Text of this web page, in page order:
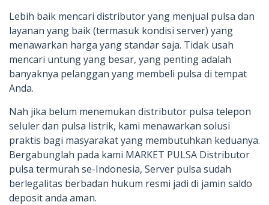
Lebih baik mencari distributor yang menjual pulsa dan
layanan yang baik (termasuk kondisi server) yang
menawarkan harga yang standar saja. Tidak usah
mencari untung yang besar, yang penting adalah
banyaknya pelanggan yang membeli pulsa di tempat
Anda.
Nah jika belum menemukan distributor pulsa telepon
seluler dan pulsa listrik, kami menawarkan solusi
praktis bagi masyarakat yang membutuhkan keduanya.
Bergabunglah pada kami MARKET PULSA Distributor
pulsa termurah se-Indonesia, Server pulsa sudah
berlegalitas berbadan hukum resmi jadi di jamin saldo
deposit anda aman.